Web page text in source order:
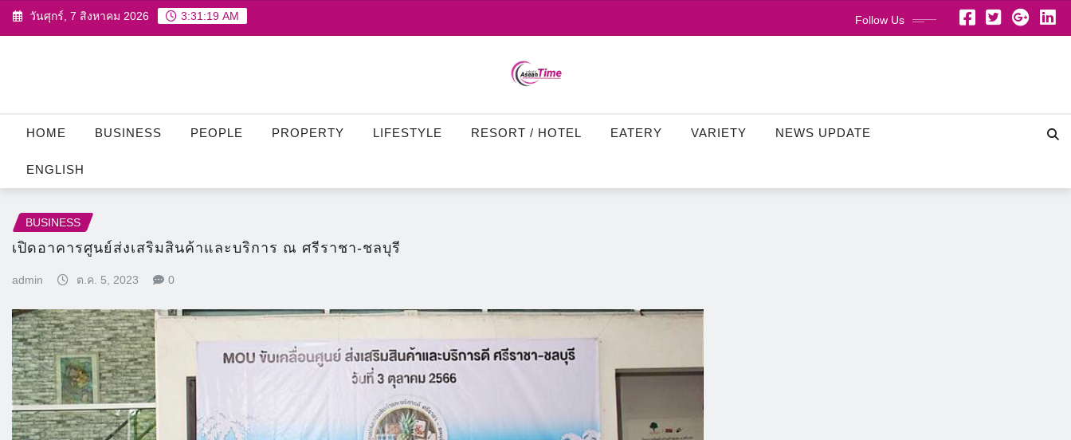
Skip วันศุกร์, 7 สิงหาคม 2026 3:31:20 AM Follow Us
HOME BUSINESS PEOPLE PROPERTY LIFESTYLE RESORT / HOTEL EATERY VARIETY NEWS UPDATE
ENGLISH
BUSINESS
เปิดอาคารศูนย์ส่งเสริมสินค้าและบริการ ณ ศรีราชา-ชลบุรี
admin ต.ค. 5, 2023 0